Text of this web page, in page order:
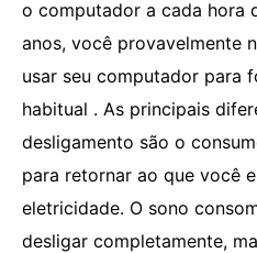
o computador a cada hora
anos, você provavelmente
usar seu computador para
habitual . As principais
desligamento são o
para retornar ao que você
eletricidade. O sono
desligar completamente,